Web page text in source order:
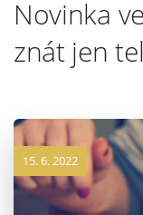
Novinka
znát jen
15. 6. 2022